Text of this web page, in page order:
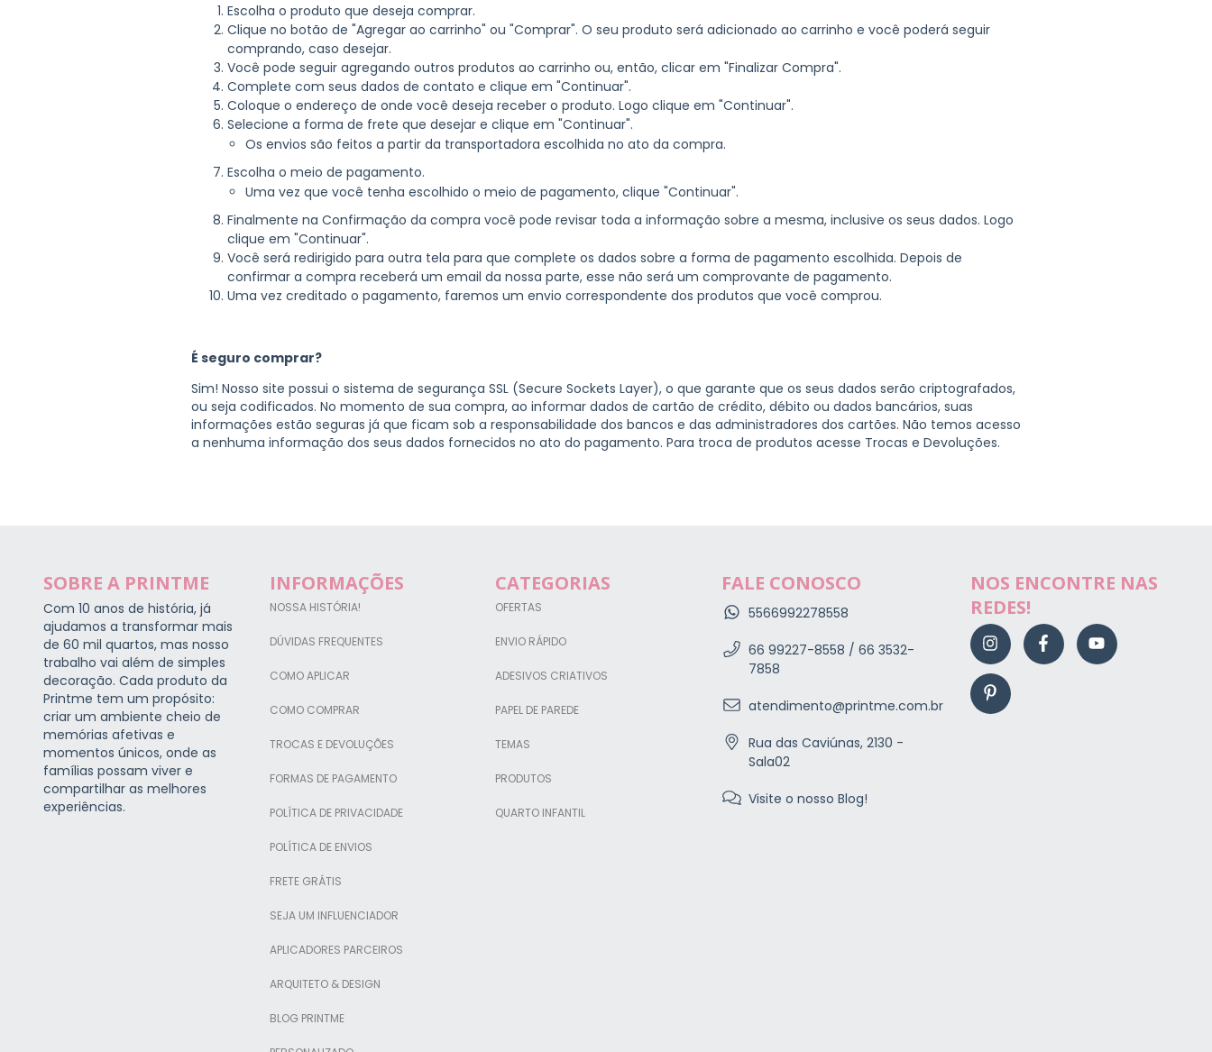
Escolha o produto que deseja comprar.
Clique no botão de "Agregar ao carrinho" ou "Comprar". O seu produto será adicionado ao carrinho e você poderá seguir
comprando, caso desejar.
Você pode seguir agregando outros produtos ao carrinho ou, então, clicar em "Finalizar Compra".
Complete com seus dados de contato e clique em "Continuar".
Coloque o endereço de onde você deseja receber o produto. Logo clique em "Continuar".
Selecione a forma de frete que desejar e clique em "Continuar".
Os envios são feitos a partir da transportadora escolhida no ato da compra.
Escolha o meio de pagamento.
Uma vez que você tenha escolhido o meio de pagamento, clique "Continuar".
Finalmente na Confirmação da compra você pode revisar toda a informação sobre a mesma, inclusive os seus dados. Logo
clique em "Continuar".
Você será redirigido para outra tela para que complete os dados sobre a forma de pagamento escolhida. Depois de
confirmar a compra receberá um email da nossa parte, esse não será um comprovante de pagamento.
Uma vez creditado o pagamento, faremos um envio correspondente dos produtos que você comprou.
É seguro comprar?
Sim! Nosso site possui o sistema de segurança SSL (Secure Sockets Layer), o que garante que os seus dados serão criptografados,
ou seja codificados. No momento de sua compra, ao informar dados de cartão de crédito, débito ou dados bancários, suas
informações estão seguras já que ficam sob a responsabilidade dos bancos e das administradores dos cartões. Não temos acesso
a nenhuma informação dos seus dados fornecidos no ato do pagamento. Para troca de produtos acesse Trocas e Devoluções.
SOBRE A PRINTME
Com 10 anos de história, já
ajudamos a transformar mais
de 60 mil quartos, mas nosso
trabalho vai além de simples
decoração. Cada produto da
Printme tem um propósito:
criar um ambiente cheio de
memórias afetivas e
momentos únicos, onde as
famílias possam viver e
compartilhar as melhores
experiências.
INFORMAÇÕES
NOSSA HISTÓRIA!
DÚVIDAS FREQUENTES
COMO APLICAR
COMO COMPRAR
TROCAS E DEVOLUÇÕES
FORMAS DE PAGAMENTO
POLÍTICA DE PRIVACIDADE
POLÍTICA DE ENVIOS
FRETE GRÁTIS
SEJA UM INFLUENCIADOR
APLICADORES PARCEIROS
ARQUITETO & DESIGN
BLOG PRINTME
CATEGORIAS
OFERTAS
ENVIO RÁPIDO
ADESIVOS CRIATIVOS
PAPEL DE PAREDE
TEMAS
PRODUTOS
QUARTO INFANTIL
FALE CONOSCO
5566992278558
66 99227-8558 / 66 3532-
7858
atendimento@printme.com.br
Rua das Caviúnas, 2130 -
Sala02
Visite o nosso Blog!
NOS ENCONTRE NAS
REDES!